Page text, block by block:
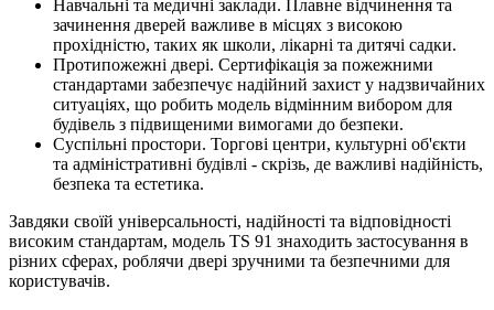
Навчальні та медичні заклади. Плавне відчинення та
зачинення дверей важливе в місцях з високою
прохідністю, таких як школи, лікарні та дитячі садки.
Протипожежні двері. Сертифікація за пожежними
стандартами забезпечує надійний захист у надзвичайних
ситуаціях, що робить модель відмінним вибором для
будівель з підвищеними вимогами до безпеки.
Суспільні простори. Торгові центри, культурні об'єкти
та адміністративні будівлі - скрізь, де важливі надійність,
безпека та естетика.
Завдяки своїй універсальності, надійності та відповідності
високим стандартам, модель TS 91 знаходить застосування в
різних сферах, роблячи двері зручними та безпечними для
користувачів.